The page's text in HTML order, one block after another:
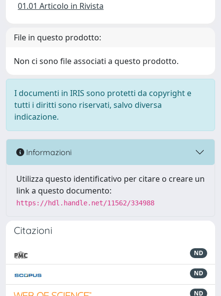
01.01 Articolo in Rivista
File in questo prodotto:
Non ci sono file associati a questo prodotto.
I documenti in IRIS sono protetti da copyright e
tutti i diritti sono riservati, salvo diversa
indicazione.
Informazioni
Utilizza questo identificativo per citare o creare un
link a questo documento:
https://hdl.handle.net/11562/334988
Citazioni
ND
ND
ND